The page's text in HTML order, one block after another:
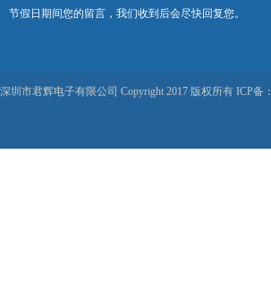
节假日期间您的留言，我们收到后会尽快回复您。
深圳市君辉电子有限公司 Copyright 2017 版权所有 ICP备：